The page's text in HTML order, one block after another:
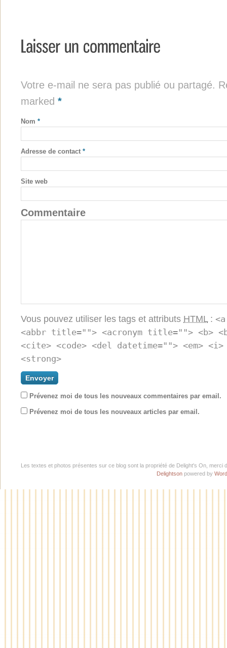
Votre e-mail ne sera pas publié ou partagé.
marked *
Nom *
Adresse de contact *
Site web
Commentaire
Vous pouvez utiliser les tags et attributs HTML:
<abbr title=""> <acronym title=""> <b>
<cite> <code> <del datetime=""> <em>
<strong>
Prévenez moi de tous les nouveaux commentaires par email.
Prévenez moi de tous les nouveaux articles par email.
Les textes et photos présentes sur ce blog sont la propriété de Delight's On,
Delightson powered by